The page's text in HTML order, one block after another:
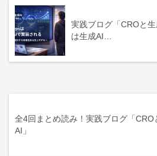
実践ブログ「CROと
は生成AI…
全4回まとめ読み！実践ブログ「CRO
AI」